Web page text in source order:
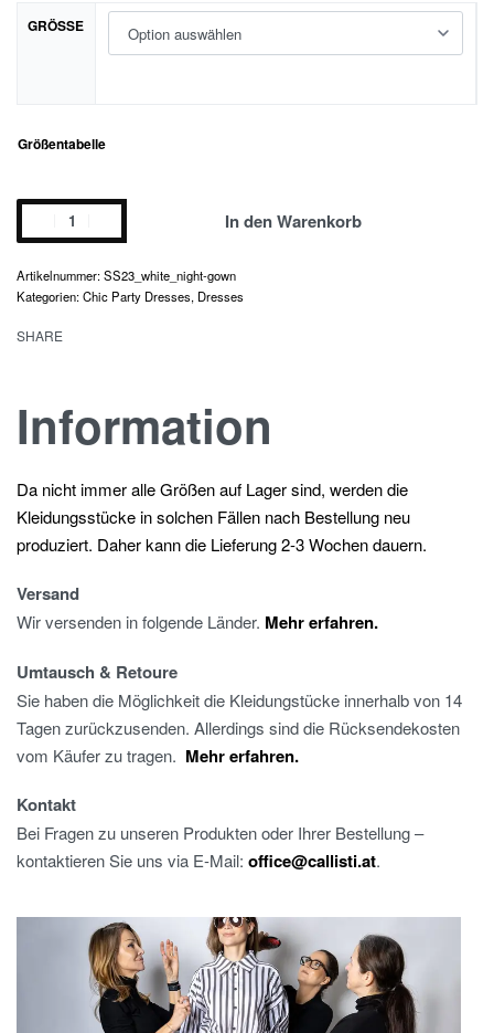
GRÖSSE
Größentabelle
white
night
gown
Menge
In den Warenkorb
SS23_white_night-gown
Kategorien:Chic Party Dresses, Dresses
SHARE
Information
Da nicht immer alle Größen auf Lager sind, werden die
Kleidungsstücke in solchen Fällen nach Bestellung neu
produziert. Daher kann die Lieferung 2-3 Wochen dauern.
Versand
Wir versenden in folgende Länder. Mehr erfahren.
Umtausch & Retoure
Sie haben die Möglichkeit die Kleidungstücke innerhalb von 14
Tagen zurückzusenden. Allerdings sind die Rücksendekosten
vom Käufer zu tragen. Mehr erfahren.
Kontakt
Bei Fragen zu unseren Produkten oder Ihrer Bestellung –
kontaktieren Sie uns via E-Mail: office@callisti.at.